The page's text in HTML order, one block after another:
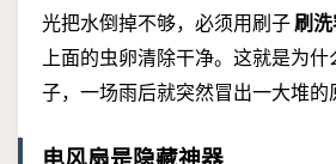
光把水倒掉不够，必须用刷子 刷
上面的虫卵清除干净。这就是为
子，一场雨后就突然冒出一大堆的
电风扇是隐藏神器